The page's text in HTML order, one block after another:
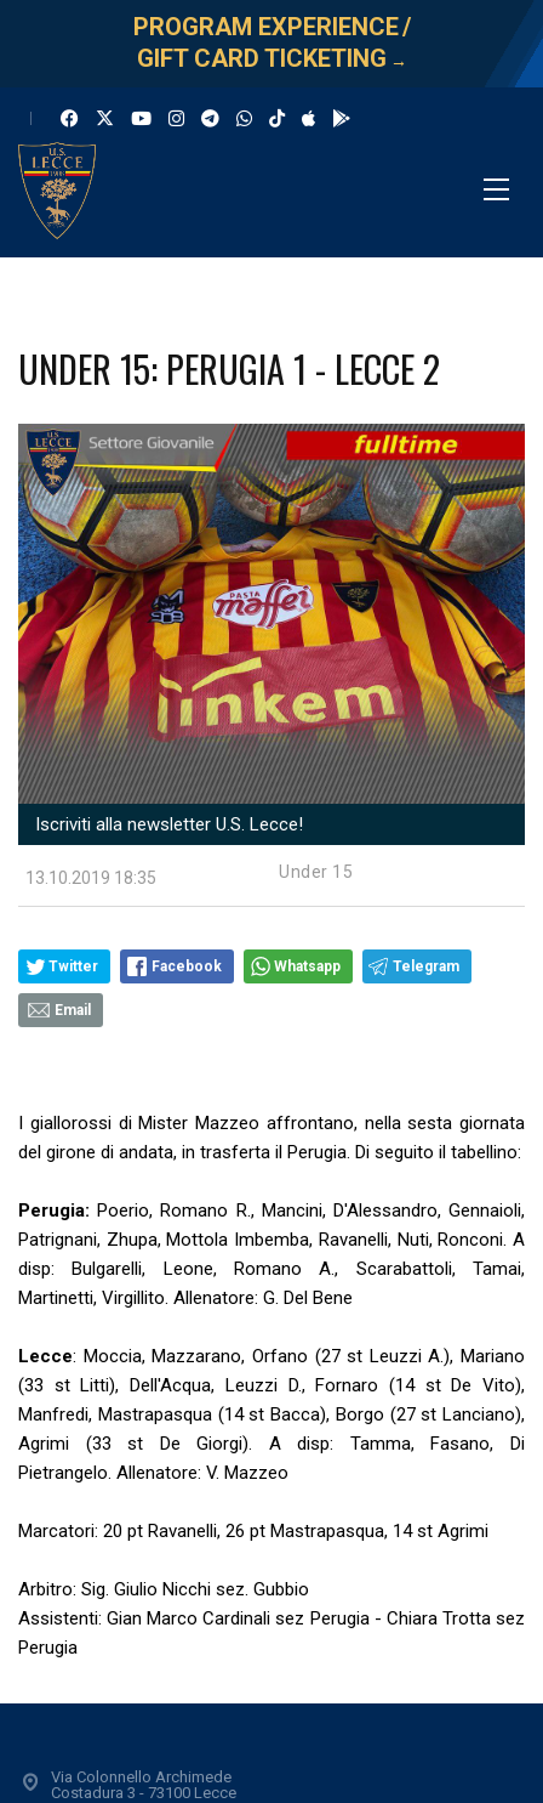
PROGRAM EXPERIENCE/
GIFT CARD TICKETING →
UNDER 15: PERUGIA 1 - LECCE 2
Iscriviti alla newsletter U.S. Lecce!
13.10.2019 18:35 Under 15
Twitter Facebook Whatsapp Telegram
Email
I giallorossi di Mister Mazzeo affrontano, nella sesta giornata
del girone di andata, in trasferta il Perugia. Di seguito il tabellino:
Perugia:Poerio, Romano R., Mancini, D'Alessandro, Gennaioli,
Patrignani, Zhupa, Mottola Imbemba, Ravanelli, Nuti, Ronconi. A
disp: Bulgarelli, Leone, Romano A., Scarabattoli, Tamai,
Martinetti, Virgillito. Allenatore: G. Del Bene
Lecce: Moccia, Mazzarano, Orfano (27 st Leuzzi A.), Mariano
(33 st Litti), Dell'Acqua, Leuzzi D., Fornaro (14 st De Vito),
Manfredi, Mastrapasqua (14 st Bacca), Borgo (27 st Lanciano),
Agrimi (33 st De Giorgi). A disp: Tamma, Fasano, Di
Pietrangelo. Allenatore: V. Mazzeo
Marcatori: 20 pt Ravanelli, 26 pt Mastrapasqua, 14 st Agrimi
Arbitro: Sig. Giulio Nicchi sez. Gubbio
Assistenti: Gian Marco Cardinali sez Perugia - Chiara Trotta sez
Perugia
Via Colonnello Archimede
Costadura 3 - 73100 Lecce